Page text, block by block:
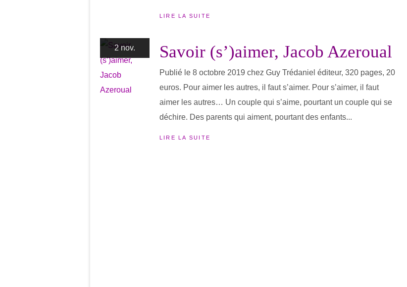
LIRE LA SUITE
2 nov. Savoir (s’)aimer, Jacob Azeroual
Publié le 8 octobre 2019 chez Guy Trédaniel éditeur, 320 pages, 20
euros. Pour aimer les autres, il faut s’aimer. Pour s’aimer, il faut
aimer les autres… Un couple qui s’aime, pourtant un couple qui se
déchire. Des parents qui aiment, pourtant des enfants...
LIRE LA SUITE